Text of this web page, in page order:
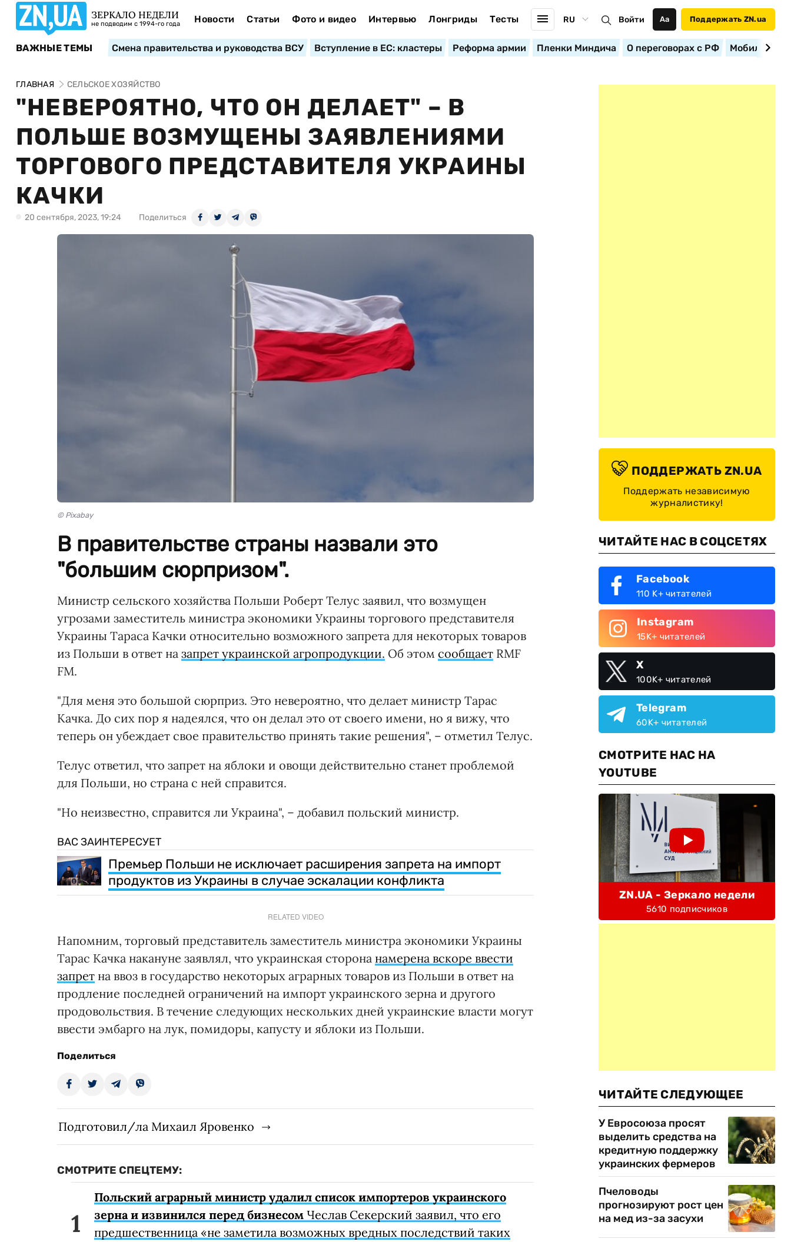
ЗЕРКАЛО НЕДЕЛИ
не подводим с 1994-го года Новости Статьи Фото и видео Интервью Лонгриды Тесты RU Войти Аа Поддержать ZN.ua
ВАЖНЫЕ ТЕМЫ Смена правительства и руководства ВСУ Вступление в ЕС: кластеры Реформа армии Пленки Миндича О переговорах с РФ
ГЛАВНАЯ СЕЛЬСКОЕ ХОЗЯЙСТВО
"НЕВЕРОЯТНО, ЧТО ОН ДЕЛАЕТ" – В
ПОЛЬШЕ ВОЗМУЩЕНЫ ЗАЯВЛЕНИЯМИ
ТОРГОВОГО ПРЕДСТАВИТЕЛЯ УКРАИНЫ
КАЧКИ
20 сентября, 2023, 19:24 Поделиться
© Pixabay
В правительстве страны назвали это
"большим сюрпризом".
Министр сельского хозяйства Польши Роберт Телус заявил, что возмущен
угрозами заместитель министра экономики Украины торгового представителя
Украины Тараса Качки относительно возможного запрета для некоторых товаров
из Польши в ответ на запрет украинской агропродукции. Об этом сообщает RMF
FM.
"Для меня это большой сюрприз. Это невероятно, что делает министр Тарас
Качка. До сих пор я надеялся, что он делал это от своего имени, но я вижу, что
теперь он убеждает свое правительство принять такие решения", – отметил Телус.
Телус ответил, что запрет на яблоки и овощи действительно станет проблемой
для Польши, но страна с ней справится.
"Но неизвестно, справится ли Украина", – добавил польский министр.
ВАС ЗАИНТЕРЕСУЕТ
Премьер Польши не исключает расширения запрета на импорт
продуктов из Украины в случае эскалации конфликта
RELATED VIDEO
Напомним, торговый представитель заместитель министра экономики Украины
Тарас Качка накануне заявлял, что украинская сторона намерена вскоре ввести
запрет на ввоз в государство некоторых аграрных товаров из Польши в ответ на
продление последней ограничений на импорт украинского зерна и другого
продовольствия. В течение следующих нескольких дней украинские власти могут
ввести эмбарго на лук, помидоры, капусту и яблоки из Польши.
Поделиться
Подготовил/ла Михаил Яровенко
СМОТРИТЕ СПЕЦТЕМУ:
Польский аграрный министр удалил список импортеров украинского
зерна и извинился перед бизнесом Чеслав Секерский заявил, что его
предшественница «не заметила возможных вредных последствий таких
ПОДДЕРЖАТЬ ZN.UA
Поддержать независимую
журналистику!
ЧИТАЙТЕ НАС В СОЦСЕТЯХ
Facebook
110 K+ читателей
Instagram
15K+ читателей
X
100K+ читателей
Telegram
60K+ читателей
СМОТРИТЕ НАС НА
YOUTUBE
ZN.UA - Зеркало недели
5610 подписчиков
ЧИТАЙТЕ СЛЕДУЮЩЕЕ
У Евросоюза просят
выделить средства на
кредитную поддержку
украинских фермеров
Пчеловоды
прогнозируют рост цен
на мед из-за засухи